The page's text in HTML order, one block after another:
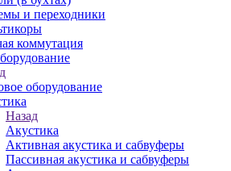
и переходники
коммутация
оборудование
Назад
Акустика
Активная акустика и сабвуферы
Пассивная акустика и сабвуферы